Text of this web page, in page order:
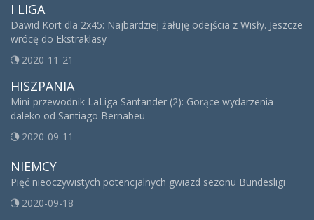
I LIGA
Dawid Kort dla 2x45: Najbardziej żałuję odejścia z Wisły. Jeszcze
wrócę do Ekstraklasy
2020-11-21
HISZPANIA
Mini-przewodnik LaLiga Santander (2): Gorące wydarzenia
daleko od Santiago Bernabeu
2020-09-11
NIEMCY
Pięć nieoczywistych potencjalnych gwiazd sezonu Bundesligi
2020-09-18